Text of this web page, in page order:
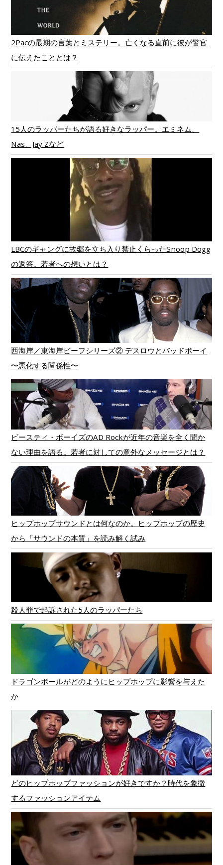
2Pacの最期の言葉とミステリー。亡くなる直前に彼が警官
に伝えたこととは？
15人のラッパーたちが語る好きなラッパー。エミネム、
Nas、Jay Zなど
LBCのギャングに故郷を立ち入り禁止くらったSnoop Dogg
の返答。若者への想いとは？
西海岸／東海岸ビーフシリーズ② デスロウとバッドボーイ
〜悪化する関係性〜
ビースティ・ボーイズのAD Rockが近年の音楽を全く聞か
ない理由を語る。若者に対しての意外なメッセージとは？
ヒップホップサウンドとは何なのか。ヒップホップの歴史
から「サウンドの本質」を読み解く試み
殺人罪で起訴された5人のラッパーたち
ドラゴンボールがどのようにヒップホップに影響を与えた
か
どのヒップホップファッションが好きですか？時代を象徴
するファッションアイテム